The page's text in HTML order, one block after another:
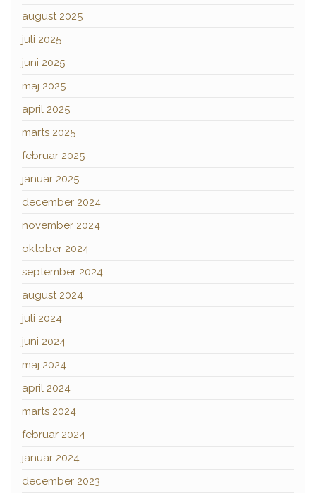
august 2025
juli 2025
juni 2025
maj 2025
april 2025
marts 2025
februar 2025
januar 2025
december 2024
november 2024
oktober 2024
september 2024
august 2024
juli 2024
juni 2024
maj 2024
april 2024
marts 2024
februar 2024
januar 2024
december 2023